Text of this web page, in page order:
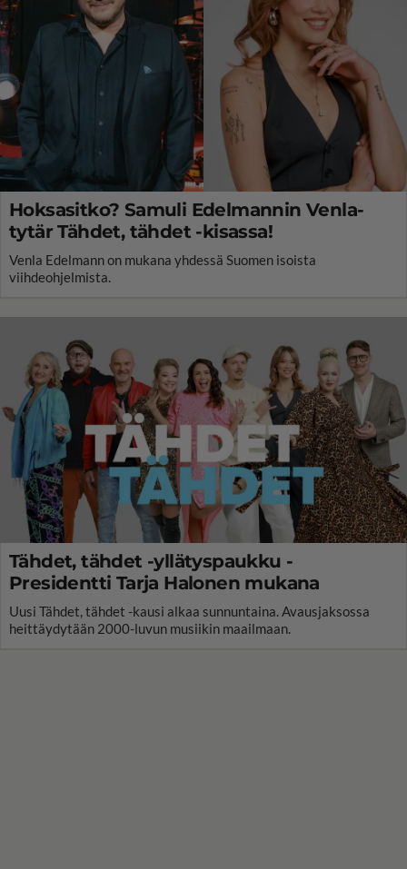
Hoksasitko? Samuli Edelmannin Venla-
tytär Tähdet, tähdet -kisassa!
Venla Edelmann on mukana yhdessä Suomen isoista
viihdeohjelmista.
Tähdet, tähdet -yllätyspaukku -
Presidentti Tarja Halonen mukana
Uusi Tähdet, tähdet -kausi alkaa sunnuntaina. Avausjaksossa
heittäydytään 2000-luvun musiikin maailmaan.